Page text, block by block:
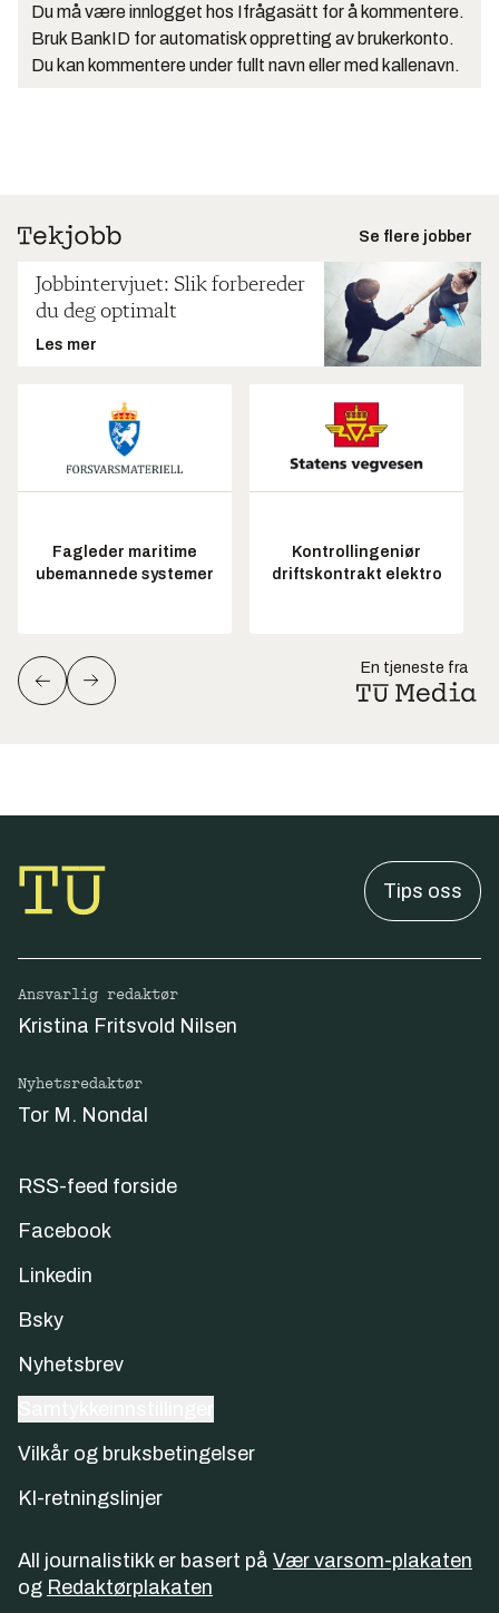
Du må være innlogget hos Ifrågasätt for å kommentere.
Bruk BankID for automatisk oppretting av brukerkonto.
Du kan kommentere under fullt navn eller med kallenavn.
Se flere jobber
Jobbintervjuet: Slik forbereder
du deg optimalt
Les mer
Fagleder maritime
ubemannede systemer
Kontrollingeniør
driftskontrakt elektro
En tjeneste fra
Tips oss
Ansvarlig redaktør
Kristina Fritsvold Nilsen
Nyhetsredaktør
Tor M. Nondal
RSS-feed forside
Facebook
Linkedin
Bsky
Nyhetsbrev
Vilkår og bruksbetingelser
KI-retningslinjer
All journalistikk er basert på Vær varsom-plakaten
og Redaktørplakaten